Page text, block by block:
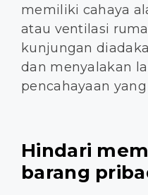
memiliki cahaya
atau ventilasi
kunjungan
dan menyalakan
pencahayaan
Hindari
barang